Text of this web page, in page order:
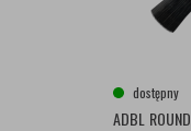
dostępny
ADBL